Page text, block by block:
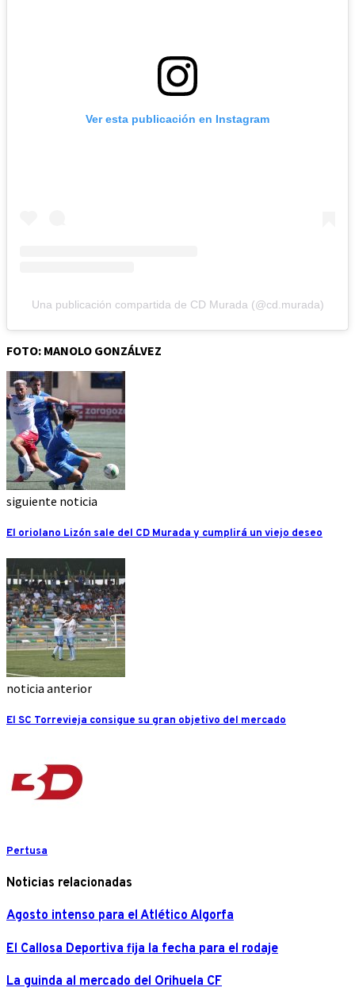
Ver esta publicación en Instagram
Una publicación compartida de CD Murada (@cd.murada)
FOTO: MANOLO GONZÁLVEZ
siguiente noticia
El oriolano Lizón sale del CD Murada y cumplirá un viejo deseo
noticia anterior
El SC Torrevieja consigue su gran objetivo del mercado
Pertusa
Noticias relacionadas
Agosto intenso para el Atlético Algorfa
El Callosa Deportiva fija la fecha para el rodaje
La guinda al mercado del Orihuela CF